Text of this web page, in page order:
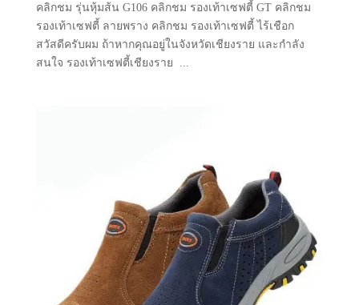
คลิกชม รุ่นหุ้มส้น G106 คลิกชม รองเท้าเซฟตี้ GT คลิกชม
รองเท้าเซฟตี้ ลายพราง คลิกชม รองเท้าเซฟตี้ ไร้เชือก
สวัสดีครับผม ถ้าหากคุณอยู่ในจังหวัดเชียงราย และกำลัง
สนใจ รองเท้าเซฟตี้เชียงราย ...